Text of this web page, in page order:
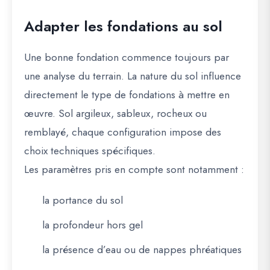
Adapter les fondations au sol
Une bonne fondation commence toujours par
une analyse du terrain. La nature du sol influence
directement le type de fondations à mettre en
œuvre. Sol argileux, sableux, rocheux ou
remblayé, chaque configuration impose des
choix techniques spécifiques.
Les paramètres pris en compte sont notamment :
la portance du sol
la profondeur hors gel
la présence d’eau ou de nappes phréatiques